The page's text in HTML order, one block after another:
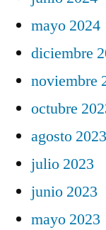
mayo 2024
diciembre
noviembre
octubre
agosto 2023
julio 2023
junio 2023
mayo 2023